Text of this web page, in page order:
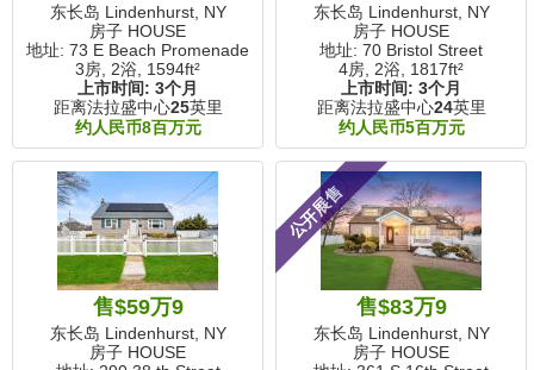
东长岛 Lindenhurst, NY
房子 HOUSE
地址: 73 E Beach Promenade
3房, 2浴, 1594ft²
上市时间: 3个月
距离法拉盛中心25英里
约人民币8百万元
东长岛 Lindenhurst, NY
房子 HOUSE
地址: 70 Bristol Street
4房, 2浴, 1817ft²
上市时间: 3个月
距离法拉盛中心24英里
约人民币5百万元
售$59万9
东长岛 Lindenhurst, NY
房子 HOUSE
公开展售
售$83万9
东长岛 Lindenhurst, NY
房子 HOUSE